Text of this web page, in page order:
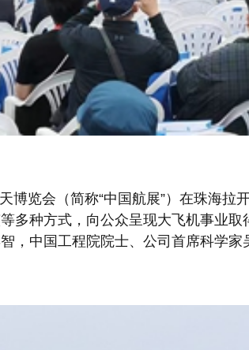
览会（简称“中国航展”）在珠海拉
多种方式，向公众呈现大飞机事业
，中国工程院院士、公司首席科学家